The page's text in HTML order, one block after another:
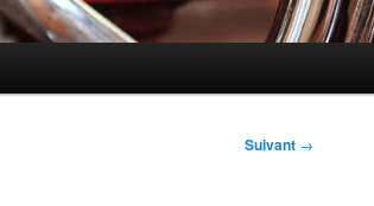
Suivant →